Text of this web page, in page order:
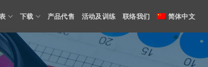
下载 产品代售 活动及训练 联络我们 简体中文